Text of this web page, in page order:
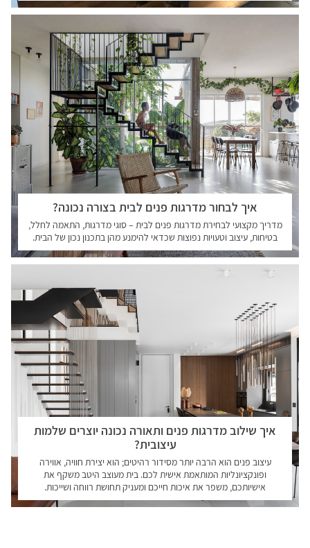
קראו עוד
איך לבחור מדרגות פנים לבית בצורה נכונה?
מדריך מקצועי לבחירת מדרגות פנים לבית – סוגי מדרגות, התאמה לחלל,
בטיחות, עיצוב וטעויות נפוצות שכדאי להימנע מהן בתכנון נכון של הבית.
קראו עוד
איך שילוב מדרגות פנים ותאורה נכונה יוצרים שלמות
עיצובית?
עיצוב פנים הוא הרבה יותר מסידור רהיטים; הוא יצירת חוויה, אווירה
ופונקציונליות המותאמת אישית לכם. בית מעוצב היטב משקף את
אישיותכם, משפר את איכות חייכם ומעניק תחושת רווחה ושייכות.
קראו עוד